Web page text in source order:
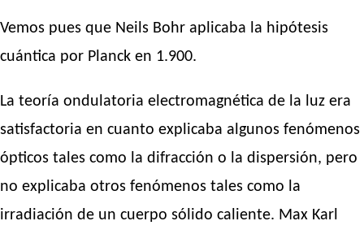
Vemos pues que Neils Bohr aplicaba la hipótesis
cuántica por Planck en 1.900.
La teoría ondulatoria electromagnética de la luz era
satisfactoria en cuanto explicaba algunos fenómenos
ópticos tales como la difracción o la dispersión, pero
no explicaba otros fenómenos tales como la
irradiación de un cuerpo sólido caliente. Max Karl